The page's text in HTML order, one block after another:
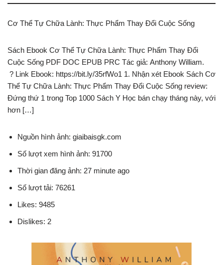
Cơ Thể Tự Chữa Lành: Thực Phẩm Thay Đổi Cuộc Sống
Sách Ebook Cơ Thể Tự Chữa Lành: Thực Phẩm Thay Đổi
Cuộc Sống PDF DOC EPUB PRC Tác giả: Anthony William.
? Link Ebook: https://bit.ly/35rfWo1 1. Nhận xét Ebook Sách Cơ
Thể Tự Chữa Lành: Thực Phẩm Thay Đổi Cuộc Sống review:
Đứng thứ 1 trong Top 1000 Sách Y Học bán chạy tháng này, với
hơn […]
Nguồn hình ảnh: giaibaisgk.com
Số lượt xem hình ảnh: 91700
Thời gian đăng ảnh: 27 minute ago
Số lượt tải: 76261
Likes: 9485
Dislikes: 2